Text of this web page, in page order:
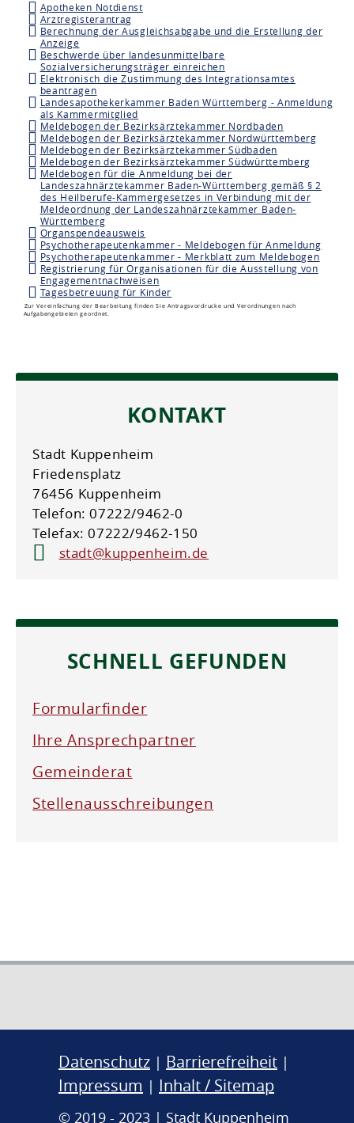
Apotheken Notdienst
Arztregisterantrag
Berechnung der Ausgleichsabgabe und die Erstellung der
Anzeige
Beschwerde über landesunmittelbare
Sozialversicherungsträger einreichen
Elektronisch die Zustimmung des Integrationsamtes
beantragen
Landesapothekerkammer Baden Württemberg - Anmeldung
als Kammermitglied
Meldebogen der Bezirksärztekammer Nordbaden
Meldebogen der Bezirksärztekammer Nordwürttemberg
Meldebogen der Bezirksärztekammer Südbaden
Meldebogen der Bezirksärztekammer Südwürttemberg
Meldebogen für die Anmeldung bei der
Landeszahnärztekammer Baden-Württemberg gemäß § 2
des Heilberufe-Kammergesetzes in Verbindung mit der
Meldeordnung der Landeszahnärztekammer Baden-
Württemberg
Organspendeausweis
Psychotherapeutenkammer - Meldebogen für Anmeldung
Psychotherapeutenkammer - Merkblatt zum Meldebogen
Registrierung für Organisationen für die Ausstellung von
Engagementnachweisen
Tagesbetreuung für Kinder
Zur Vereinfachung der Bearbeitung finden Sie Antragsvordrucke und Verordnungen nach
Aufgabengebieten geordnet.
KONTAKT
Stadt Kuppenheim
Friedensplatz
76456 Kuppenheim
Telefon: 07222/9462-0
Telefax: 07222/9462-150
stadt@kuppenheim.de
SCHNELL GEFUNDEN
Formularfinder
Ihre Ansprechpartner
Gemeinderat
Stellenausschreibungen
Datenschutz | Barrierefreiheit |
Impressum | Inhalt / Sitemap
© 2019 - 2023 | Stadt Kuppenheim